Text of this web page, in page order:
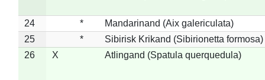
24 *
Mandarinand (Aix galericulata)
25
*
Sibirisk Krikand (Sibirionetta formosa)
26
X Atlingand (Spatula querquedula)